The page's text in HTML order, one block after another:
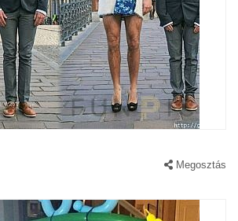
Megosztás